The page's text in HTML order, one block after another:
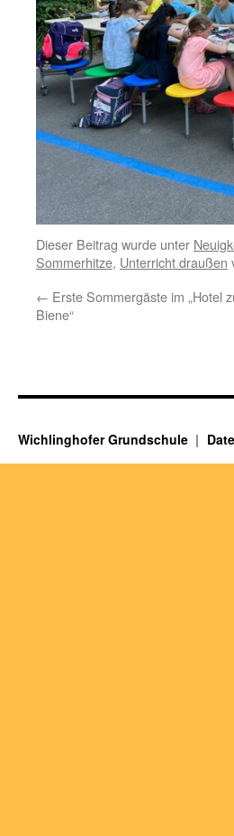
Dieser Beitrag wurde unter
Sommerhitze, Unterricht draußen
← Erste Sommergäste im „Hotel
Biene“
Wichlinghofer Grundschule